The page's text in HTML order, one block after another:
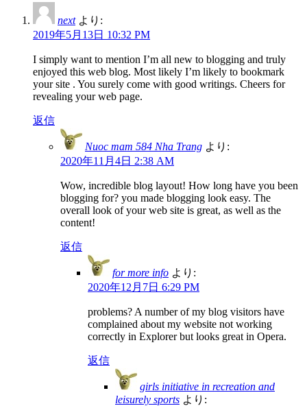
next より:
2019年5月13日 10:32 PM
I simply want to mention I’m all new to blogging and truly
enjoyed this web blog. Most likely I’m likely to bookmark
your site . You surely come with good writings. Cheers for
revealing your web page.
返信
Nuoc mam 584 Nha Trang より:
2020年11月4日 2:38 AM
Wow, incredible blog layout! How long have you been
blogging for? you made blogging look easy. The
overall look of your web site is great, as well as the
content!
返信
for more info より:
2020年12月7日 6:29 PM
problems? A number of my blog visitors have
complained about my website not working
correctly in Explorer but looks great in Opera.
返信
girls initiative in recreation and
leisurely sports より: